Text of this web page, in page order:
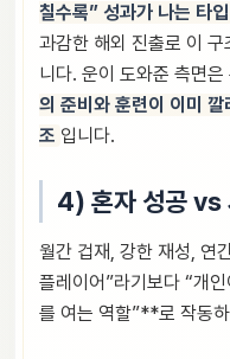
칠수록” 성과가 나는 타입
과감한 해외 진출로 이
니다. 운이 도와준 측면은
의 준비와 훈련이 이미
조 입니다.
4) 혼자 성공 vs
월간 겁재, 강한 재성, 연
플레이어”라기보다 “개
를 여는 역할”**로 작동